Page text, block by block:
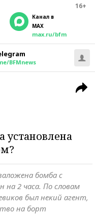
16+
Канал в
MAX
max.ru/bfm
BFMnews
установлена
бомба с
2 часа. По словам
был некий агент,
на борт